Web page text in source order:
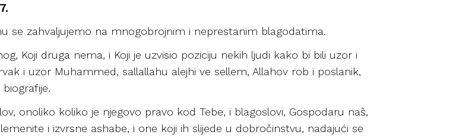
se zahvaljujemo na mnogobrojnim i neprestanim blagodatima.
Koji druga nema, i Koji je uzvisio poziciju nekih ljudi kako bi bili uzor i
i uzor Muhammed, sallallahu alejhi ve sellem, Allahov rob i poslanik,
onoliko koliko je njegovo pravo kod Tebe, i blagoslovi, Gospodaru naš,
i izvrsne ashabe, i one koji ih slijede u dobročinstvu, nadajući se